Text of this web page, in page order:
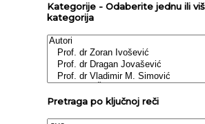
Kategorije - Odaberite jednu ili
kategorija
Pretraga po ključnoj reči